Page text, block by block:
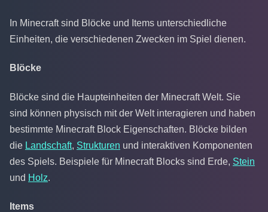
In Minecraft sind Blöcke und Items unterschiedliche
Einheiten, die verschiedenen Zwecken im Spiel dienen.
Blöcke
Blöcke sind die Haupteinheiten der Minecraft Welt. Sie
sind können physisch mit der Welt interagieren und haben
bestimmte Minecraft Block Eigenschaften. Blöcke bilden
die Landschaft, Strukturen und interaktiven Komponenten
des Spiels. Beispiele für Minecraft Blocks sind Erde, Stein
und Holz.
Items